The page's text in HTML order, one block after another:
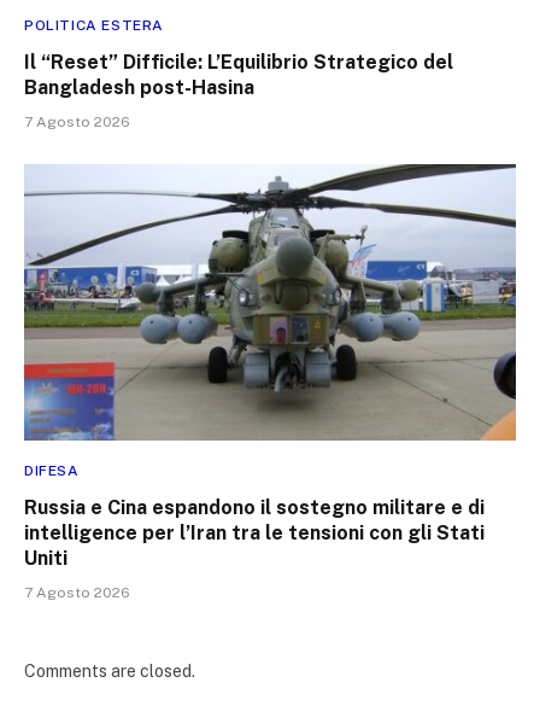
POLITICA ESTERA
Il “Reset” Difficile: L’Equilibrio Strategico del
Bangladesh post-Hasina
7 Agosto 2026
DIFESA
Russia e Cina espandono il sostegno militare e di
intelligence per l’Iran tra le tensioni con gli Stati
Uniti
7 Agosto 2026
Comments are closed.